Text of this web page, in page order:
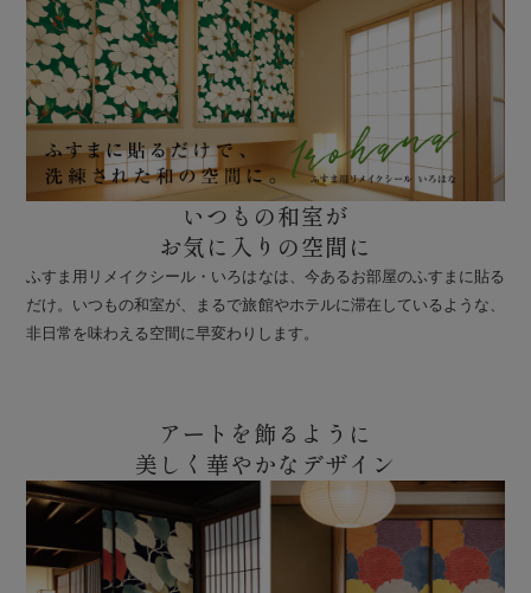
いつもの和室が
お気に入りの空間に
ふすま用リメイクシール・いろはなは、今あるお部屋のふすまに貼る
だけ。いつもの和室が、まるで旅館やホテルに滞在しているような、
非日常を味わえる空間に早変わりします。
アートを飾るように
美しく華やかなデザイン